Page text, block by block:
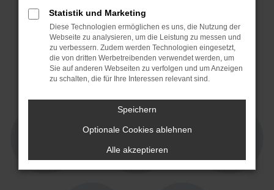
4,3 von 5
4,7 von 5
15 Jahre Partner!
Statistik und Marketing
Diese Technologien ermöglichen es uns, die Nutzung der
Webseite zu analysieren, um die Leistung zu messen und
zu verbessern. Zudem werden Technologien eingesetzt,
die von dritten Werbetreibenden verwendet werden, um
Sie auf anderen Webseiten zu verfolgen und um Anzeigen
zu schalten, die für Ihre Interessen relevant sind.
Speichern
Optionale Cookies ablehnen
Alle akzeptieren